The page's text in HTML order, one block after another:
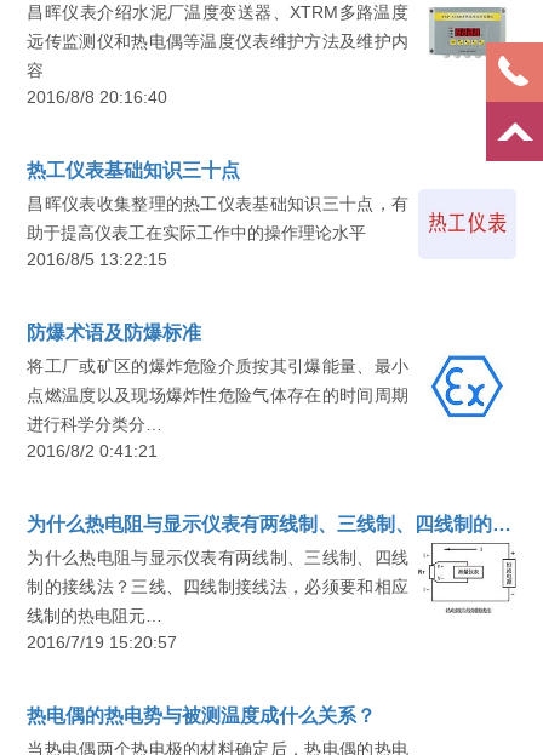
昌晖仪表介绍水泥厂温度变送器、XTRM多路温度
远传监测仪和热电偶等温度仪表维护方法及维护内
容
2016/8/8 20:16:40
热工仪表基础知识三十点
昌晖仪表收集整理的热工仪表基础知识三十点，有
助于提高仪表工在实际工作中的操作理论水平
2016/8/5 13:22:15
防爆术语及防爆标准
将工厂或矿区的爆炸危险介质按其引爆能量、最小
点燃温度以及现场爆炸性危险气体存在的时间周期
进行科学分类分…
2016/8/2 0:41:21
为什么热电阻与显示仪表有两线制、三线制、四线制的接线法？
为什么热电阻与显示仪表有两线制、三线制、四线
制的接线法？三线、四线制接线法，必须要和相应
线制的热电阻元…
2016/7/19 15:20:57
热电偶的热电势与被测温度成什么关系？
当热电偶两个热电极的材料确定后，热电偶的热电